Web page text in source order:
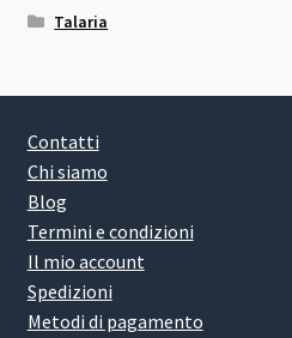
Talaria
Contatti
Chi siamo
Blog
Termini e condizioni
Il mio account
Spedizioni
Metodi di pagamento